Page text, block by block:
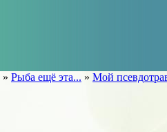
» Рыба ещё эта... » Мой